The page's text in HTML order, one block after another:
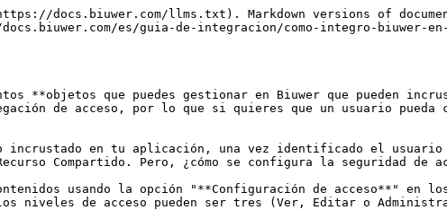
docs.biuwer.com/llms.txt). Markdown versions of
es/guia-de-integracion/como-integro-biuwer-
**objetos que puedes gestionar en Biuwer que pueden
de acceso, por lo que si quieres que un usuario pueda
en tu aplicación, una vez identificado el usuario
Compartido. Pero, ¿cómo se configura la seguridad de
usando la opción "**Configuración de acceso**" en
los niveles de acceso pueden ser tres (Ver, Editar o